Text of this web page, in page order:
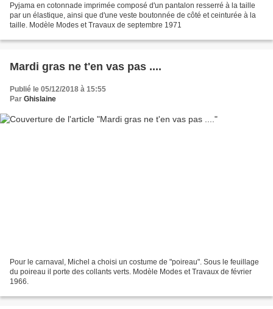
Pyjama en cotonnade imprimée composé d'un pantalon resserré à la taille
par un élastique, ainsi que d'une veste boutonnée de côté et ceinturée à la
taille. Modèle Modes et Travaux de septembre 1971
Mardi gras ne t'en vas pas ....
Publié le 05/12/2018 à 15:55
Par Ghislaine
Pour le carnaval, Michel a choisi un costume de "poireau". Sous le feuillage
du poireau il porte des collants verts. Modèle Modes et Travaux de février
1966.